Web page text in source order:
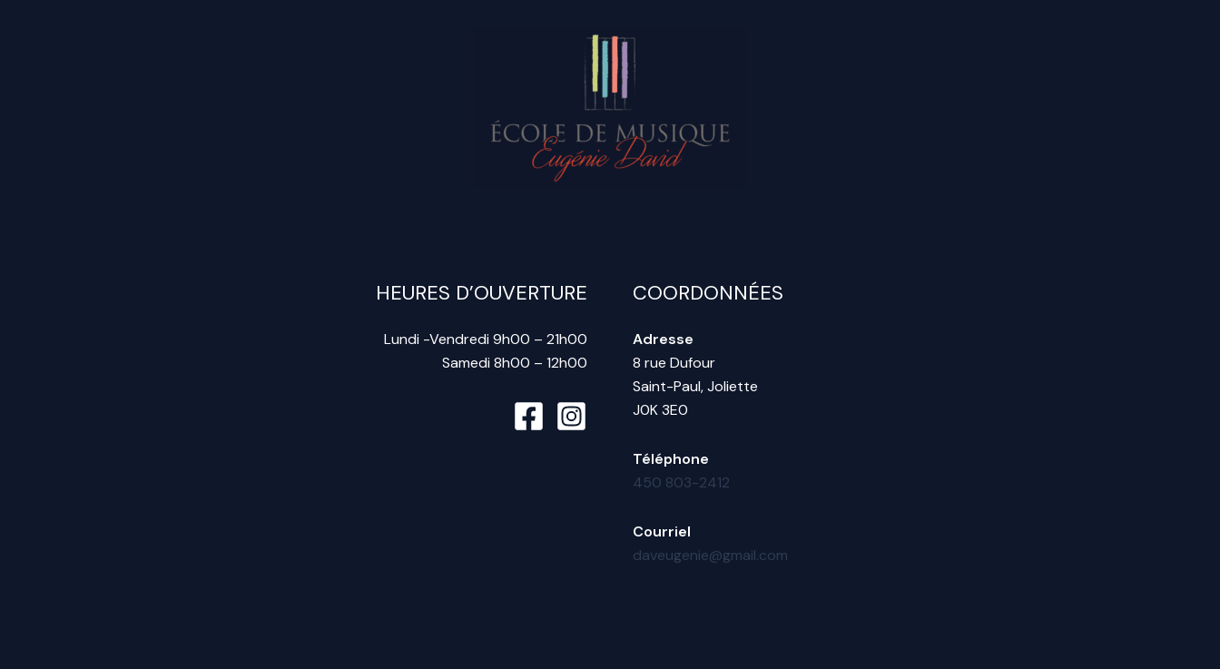
HEURES D’OUVERTURE
Lundi -Vendredi 9h00 – 21h00
Samedi 8h00 – 12h00
COORDONNÉES
Adresse
8 rue Dufour
Saint-Paul, Joliette
J0K 3E0
Téléphone
450 803-2412
Courriel
daveugenie@gmail.com